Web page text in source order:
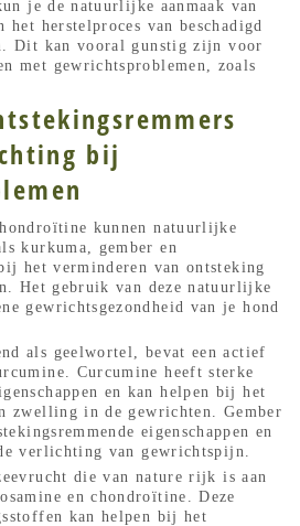
je de natuurlijke aanmaak van
het herstelproces van beschadigd
Dit kan vooral gunstig zijn voor
met gewrichtsproblemen, zoals
bij
kunnen natuurlijke
kurkuma, gember en
het verminderen van ontsteking
Het gebruik van deze natuurlijke
gewrichtsgezondheid van je hond
als geelwortel, bevat een actief
Curcumine heeft sterke
en kan helpen bij het
zwelling in de gewrichten. Gember
eigenschappen en
verlichting van gewrichtspijn.
die van nature rijk is aan
en chondroïtine. Deze
kan helpen bij het